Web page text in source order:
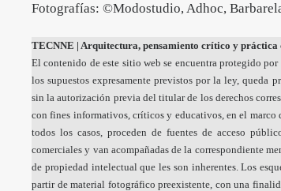
Fotografías: ©Modostudio, Adhoc,
TECNNE | Arquitectura, pensamiento crítico y
El contenido de este sitio web se encuentra protegido
los supuestos expresamente previstos por la ley,
sin la autorización previa del titular de los derechos
con fines informativos, críticos y educativos, en el
todos los casos, proceden de fuentes de acceso
comerciales y van acompañadas de la correspondiente
de propiedad intelectual que les son inherentes. Los
partir de material fotográfico preexistente, con una